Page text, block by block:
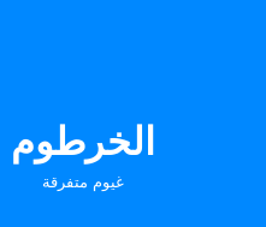
الخرطوم
غيوم متفرقة